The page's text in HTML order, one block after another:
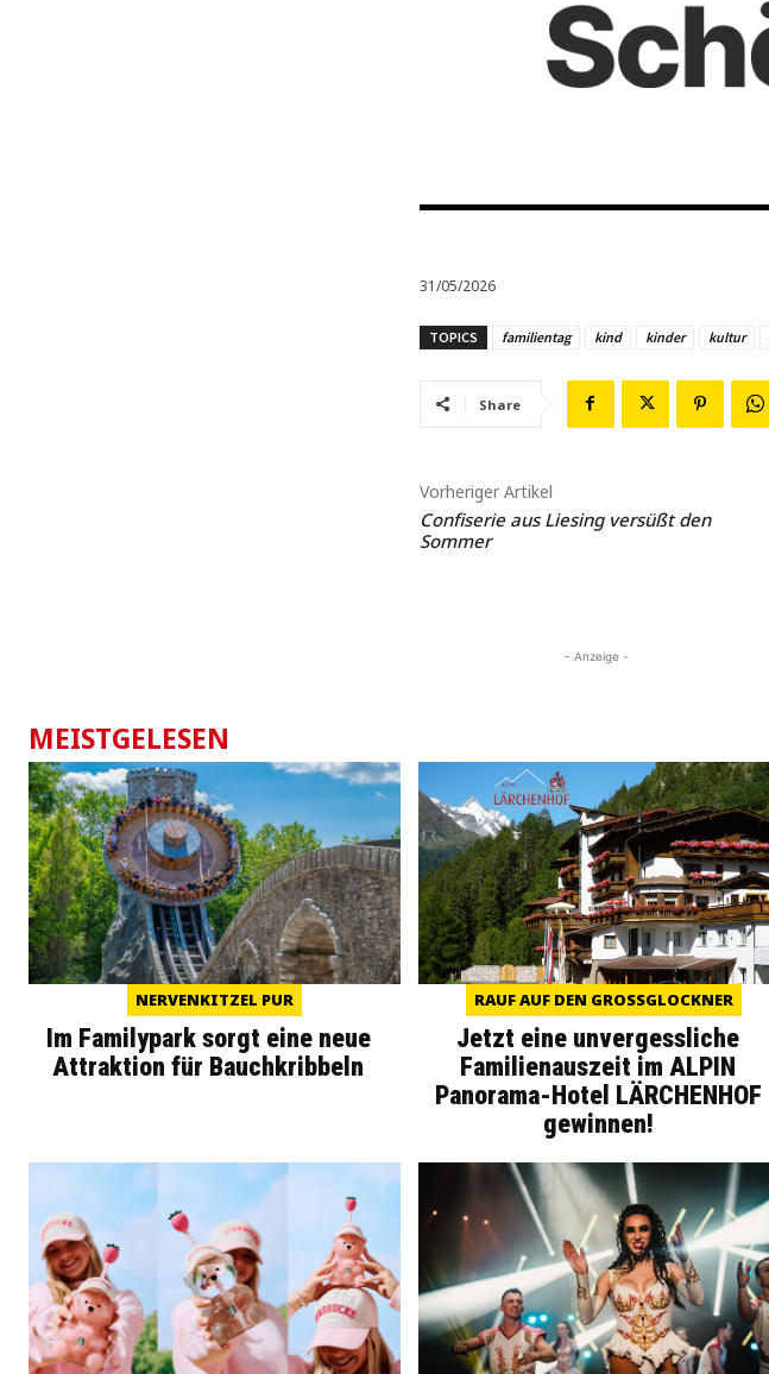
31/05/2026
TOPICS familientag kind kinder kultur
Share
Vorheriger Artikel
Confiserie aus Liesing versüßt den
Sommer
- Anzeige -
MEISTGELESEN
NERVENKITZEL PUR
Im Familypark sorgt eine neue
Attraktion für Bauchkribbeln
RAUF AUF DEN GROSSGLOCKNER
Jetzt eine unvergessliche
Familienauszeit im ALPIN
Panorama-Hotel LÄRCHENHOF
gewinnen!